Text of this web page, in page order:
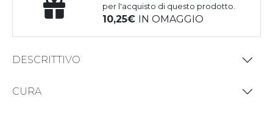
per l'acquisto di questo prodotto.
10,25 IN OMAGGIO
DESCRITTIVO
CURA